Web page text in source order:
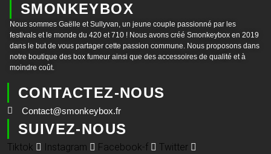
SMONKEYBOX
Nous sommes Gaëlle et Sullyvan, un jeune couple passionné par les
festivals et le monde du 420 et 710 ! Nous avons créé Smonkeybox en 2019
dans le but de vous partager cette passion commune. Nous proposons dans
notre boutique des box fumeur ainsi que des accessoires de qualité et à
moindre coût.
CONTACTEZ-NOUS
Contact@smonkeybox.fr
SUIVEZ-NOUS
Tiktok Instagram Facebook-f Twitter